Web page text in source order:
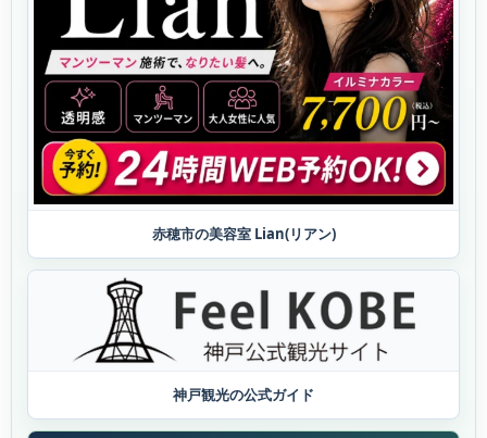
赤穂市の美容室 Lian(リアン)
神戸観光の公式ガイド